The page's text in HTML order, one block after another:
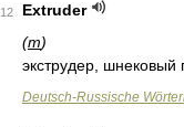
12
Extruder
(m)
экструдер, шнековый
Deutsch-Russische